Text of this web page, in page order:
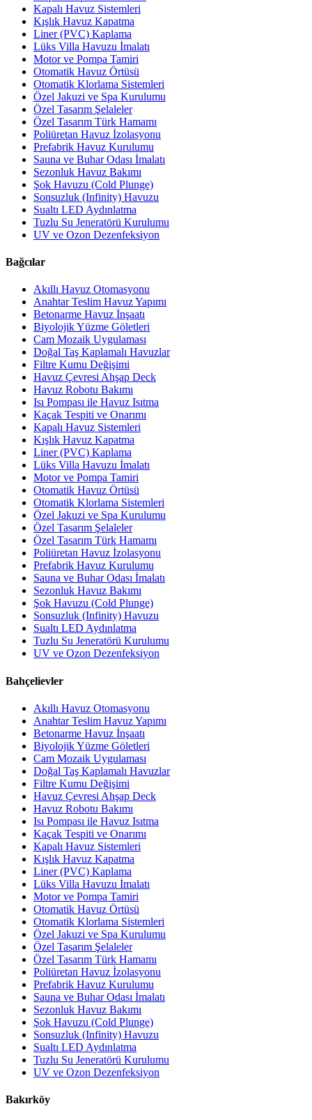
Kapalı Havuz Sistemleri
Kışlık Havuz Kapatma
Liner (PVC) Kaplama
Lüks Villa Havuzu İmalatı
Motor ve Pompa Tamiri
Otomatik Havuz Örtüsü
Otomatik Klorlama Sistemleri
Özel Jakuzi ve Spa Kurulumu
Özel Tasarım Şelaleler
Özel Tasarım Türk Hamamı
Poliüretan Havuz İzolasyonu
Prefabrik Havuz Kurulumu
Sauna ve Buhar Odası İmalatı
Sezonluk Havuz Bakımı
Şok Havuzu (Cold Plunge)
Sonsuzluk (Infinity) Havuzu
Sualtı LED Aydınlatma
Tuzlu Su Jeneratörü Kurulumu
UV ve Ozon Dezenfeksiyon
Bağcılar
Akıllı Havuz Otomasyonu
Anahtar Teslim Havuz Yapımı
Betonarme Havuz İnşaatı
Biyolojik Yüzme Göletleri
Cam Mozaik Uygulaması
Doğal Taş Kaplamalı Havuzlar
Filtre Kumu Değişimi
Havuz Çevresi Ahşap Deck
Havuz Robotu Bakımı
Isı Pompası ile Havuz Isıtma
Kaçak Tespiti ve Onarımı
Kapalı Havuz Sistemleri
Kışlık Havuz Kapatma
Liner (PVC) Kaplama
Lüks Villa Havuzu İmalatı
Motor ve Pompa Tamiri
Otomatik Havuz Örtüsü
Otomatik Klorlama Sistemleri
Özel Jakuzi ve Spa Kurulumu
Özel Tasarım Şelaleler
Özel Tasarım Türk Hamamı
Poliüretan Havuz İzolasyonu
Prefabrik Havuz Kurulumu
Sauna ve Buhar Odası İmalatı
Sezonluk Havuz Bakımı
Şok Havuzu (Cold Plunge)
Sonsuzluk (Infinity) Havuzu
Sualtı LED Aydınlatma
Tuzlu Su Jeneratörü Kurulumu
UV ve Ozon Dezenfeksiyon
Bahçelievler
Akıllı Havuz Otomasyonu
Anahtar Teslim Havuz Yapımı
Betonarme Havuz İnşaatı
Biyolojik Yüzme Göletleri
Cam Mozaik Uygulaması
Doğal Taş Kaplamalı Havuzlar
Filtre Kumu Değişimi
Havuz Çevresi Ahşap Deck
Havuz Robotu Bakımı
Isı Pompası ile Havuz Isıtma
Kaçak Tespiti ve Onarımı
Kapalı Havuz Sistemleri
Kışlık Havuz Kapatma
Liner (PVC) Kaplama
Lüks Villa Havuzu İmalatı
Motor ve Pompa Tamiri
Otomatik Havuz Örtüsü
Otomatik Klorlama Sistemleri
Özel Jakuzi ve Spa Kurulumu
Özel Tasarım Şelaleler
Özel Tasarım Türk Hamamı
Poliüretan Havuz İzolasyonu
Prefabrik Havuz Kurulumu
Sauna ve Buhar Odası İmalatı
Sezonluk Havuz Bakımı
Şok Havuzu (Cold Plunge)
Sonsuzluk (Infinity) Havuzu
Sualtı LED Aydınlatma
Tuzlu Su Jeneratörü Kurulumu
UV ve Ozon Dezenfeksiyon
Bakırköy